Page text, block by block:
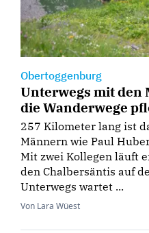
Obertoggenburg
Unterwegs mit den
die Wanderwege
257 Kilometer lang ist
Männern wie Paul
Mit zwei Kollegen läuft
den Chalbersäntis auf
Unterwegs wartet ...
Von Lara Wüest